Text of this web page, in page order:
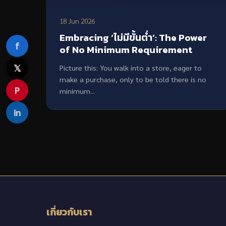
18 Jun 2026
Embracing ‘ไม่มีขั้นต่ำ’: The Power
of No Minimum Requirement
Picture this: You walk into a store, eager to
make a purchase, only to be told there is no
minimum...
เกี่ยวกับเรา
f
𝕏
P
in